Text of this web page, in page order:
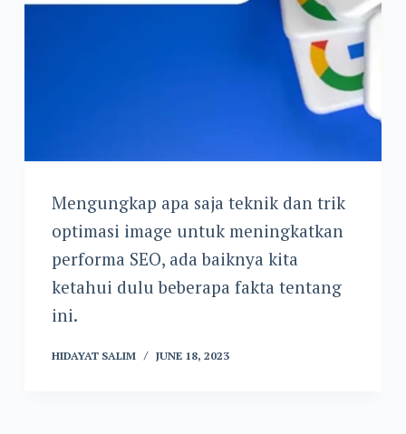
Mengungkap apa saja teknik dan trik
optimasi image untuk meningkatkan
performa SEO, ada baiknya kita
ketahui dulu beberapa fakta tentang
ini.
HIDAYAT SALIM JUNE 18, 2023